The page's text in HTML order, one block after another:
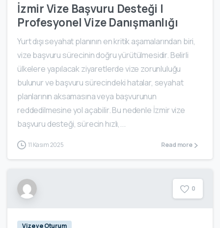
İzmir Vize Başvuru Desteği |
Profesyonel Vize Danışmanlığı
Yurt dışı seyahat planının en kritik aşamalarından biri,
vize başvuru sürecinin doğru yürütülmesidir. Belirli
ülkelere yapılacak ziyaretlerde vize zorunluluğu
bulunur ve başvuru sürecindeki hatalar, seyahat
planlarının aksamasına veya başvurunun
reddedilmesine yol açabilir. Bu nedenle İzmir vize
başvuru desteği, sürecin hızlı,...
11 Kasım 2025 Read more
0
Vize ve Oturum